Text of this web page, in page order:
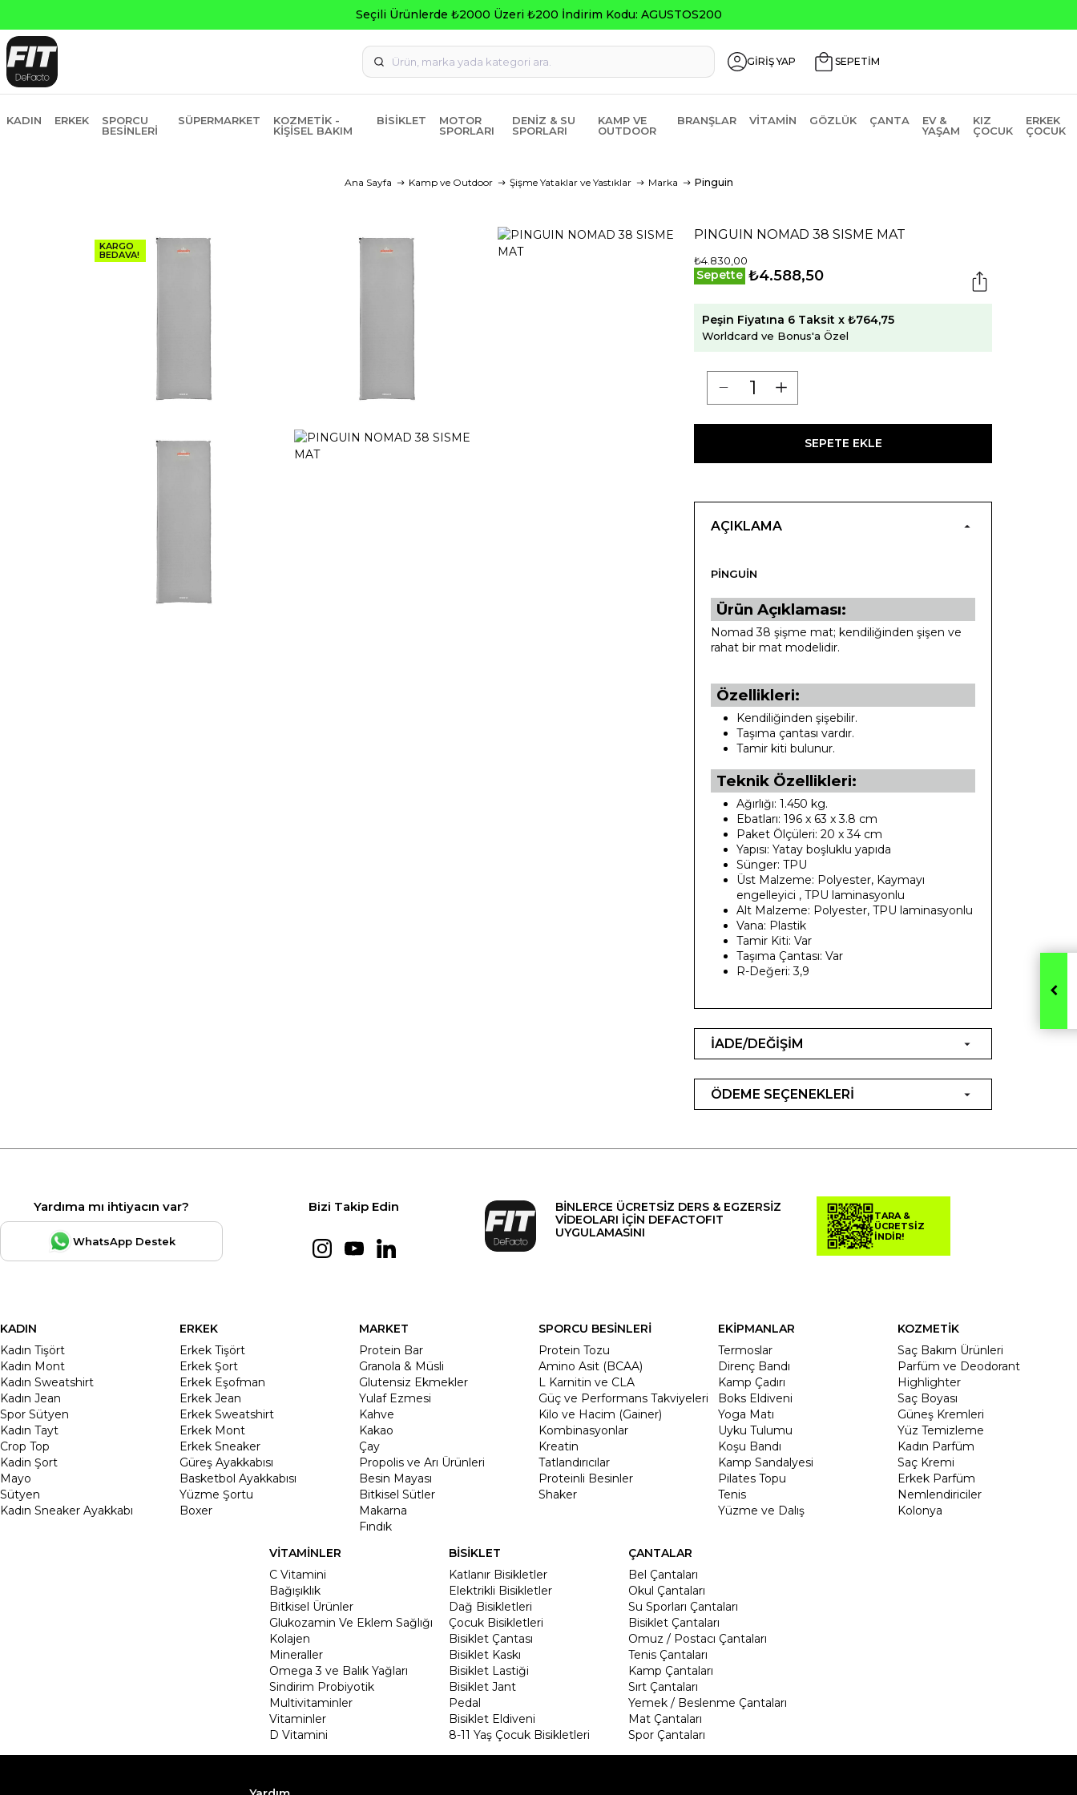
Seçili Ürünlerde ₺2000 Üzeri ₺200 İndirim Kodu: AGUSTOS200
GİRİŞ YAP SEPETİM
KADIN ERKEK
SPORCU
BESINLERI
SÜPERMARKET
KOZMETIK -
KIŞISEL BAKIM
BISIKLET
MOTOR
SPORLARI
DENIZ & SU
SPORLARI
KAMP VE
OUTDOOR
BRANŞLAR VITAMIN GÖZLÜK ÇANTA
EV &
YAŞAM
KIZ
ÇOCUK
ERKEK
ÇOCUK
Ana Sayfa Kamp ve Outdoor Şişme Yataklar ve Yastıklar Marka Pinguin
KARGO
BEDAVA!
PINGUIN NOMAD 38 SISME MAT
₺4.830,00
Sepette ₺4.588,50
Peşin Fiyatına 6 Taksit x ₺764,75
Worldcard ve Bonus'a Özel
SEPETE EKLE
AÇIKLAMA
PINGUIN
Ürün Açıklaması:
Nomad 38 şişme mat; kendiliğinden şişen ve
rahat bir mat modelidir.
Özellikleri:
Kendiliğinden şişebilir.
Taşıma çantası vardır.
Tamir kiti bulunur.
Teknik Özellikleri:
Ağırlığı: 1.450 kg.
Ebatları: 196 x 63 x 3.8 cm
Paket Ölçüleri: 20 x 34 cm
Yapısı: Yatay boşluklu yapıda
Sünger: TPU
Üst Malzeme: Polyester, Kaymayı
engelleyici , TPU laminasyonlu
Alt Malzeme: Polyester, TPU laminasyonlu
Vana: Plastik
Tamir Kiti: Var
Taşıma Çantası: Var
R-Değeri: 3,9
İADE/DEĞİŞİM
ÖDEME SEÇENEKLERİ
Yardıma mı ihtiyacın var?
WhatsApp Destek
Bizi Takip Edin
BİNLERCE ÜCRETSİZ DERS & EGZERSİZ
VİDEOLARI İÇİN DEFACTOFIT
UYGULAMASINI
TARA &
ÜCRETSİZ
İNDİR!
KADIN
Kadın Tişört
Kadın Mont
Kadın Sweatshirt
Kadın Jean
Spor Sütyen
Kadın Tayt
Crop Top
Kadin Şort
Mayo
Sütyen
Kadın Sneaker Ayakkabı
ERKEK
Erkek Tişört
Erkek Şort
Erkek Eşofman
Erkek Jean
Erkek Sweatshirt
Erkek Mont
Erkek Sneaker
Güreş Ayakkabısı
Basketbol Ayakkabısı
Yüzme Şortu
Boxer
MARKET
Protein Bar
Granola & Müsli
Glutensiz Ekmekler
Yulaf Ezmesi
Kahve
Kakao
Çay
Propolis ve Arı Ürünleri
Besin Mayası
Bitkisel Sütler
Makarna
Fındık
SPORCU BESİNLERİ
Protein Tozu
Amino Asit (BCAA)
L Karnitin ve CLA
Güç ve Performans Takviyeleri
Kilo ve Hacim (Gainer)
Kombinasyonlar
Kreatin
Tatlandırıcılar
Proteinli Besinler
Shaker
EKİPMANLAR
Termoslar
Direnç Bandı
Kamp Çadırı
Boks Eldiveni
Yoga Matı
Uyku Tulumu
Koşu Bandı
Kamp Sandalyesi
Pilates Topu
Tenis
Yüzme ve Dalış
KOZMETİK
Saç Bakım Ürünleri
Parfüm ve Deodorant
Highlighter
Saç Boyası
Güneş Kremleri
Yüz Temizleme
Kadın Parfüm
Saç Kremi
Erkek Parfüm
Nemlendiriciler
Kolonya
VİTAMİNLER
C Vitamini
Bağışıklık
Bitkisel Ürünler
Glukozamin Ve Eklem Sağlığı
Kolajen
Mineraller
Omega 3 ve Balık Yağları
Sindirim Probiyotik
Multivitaminler
Vitaminler
D Vitamini
BİSİKLET
Katlanır Bisikletler
Elektrikli Bisikletler
Dağ Bisikletleri
Çocuk Bisikletleri
Bisiklet Çantası
Bisiklet Kaskı
Bisiklet Lastiği
Bisiklet Jant
Pedal
Bisiklet Eldiveni
8-11 Yaş Çocuk Bisikletleri
ÇANTALAR
Bel Çantaları
Okul Çantaları
Su Sporları Çantaları
Bisiklet Çantaları
Omuz / Postacı Çantaları
Tenis Çantaları
Kamp Çantaları
Sırt Çantaları
Yemek / Beslenme Çantaları
Mat Çantaları
Spor Çantaları